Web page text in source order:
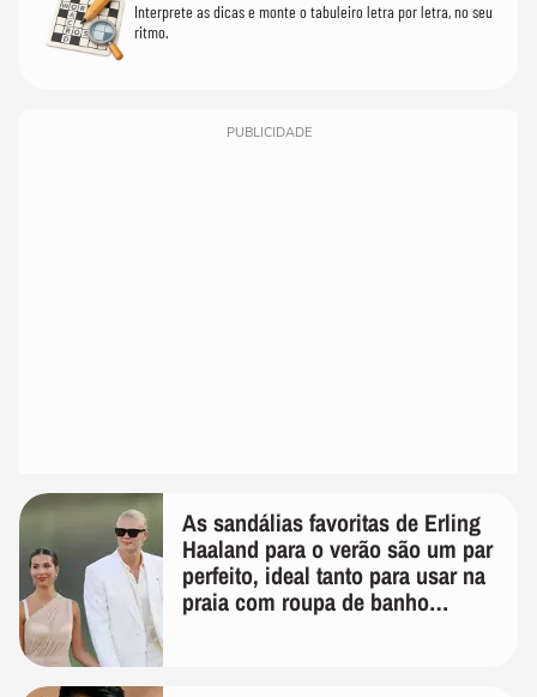
Interprete as dicas e monte o tabuleiro letra por letra, no seu
ritmo.
PUBLICIDADE
As sandálias favoritas de Erling
Haaland para o verão são um par
perfeito, ideal tanto para usar na
praia com roupa de banho